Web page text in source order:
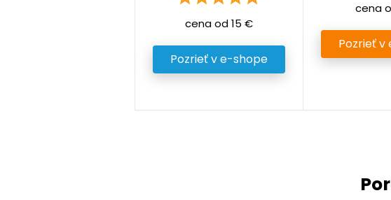
cena od 15 €
Pozrieť v e-shope
cena
Pozrieť